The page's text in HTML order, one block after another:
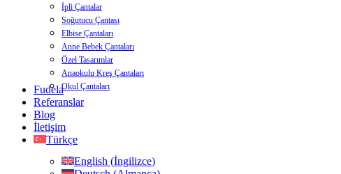
İpli Çantalar
Soğutucu Çantası
Elbise Çantaları
Anne Bebek Çantaları
Özel Tasarımlar
Anaokulu Kreş Çantaları
Okul Çantaları
Fudela
Referanslar
Blog
İletişim
Türkçe
English (İngilizce)